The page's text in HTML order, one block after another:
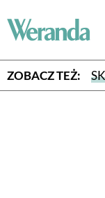
ZOBACZ TEŻ: